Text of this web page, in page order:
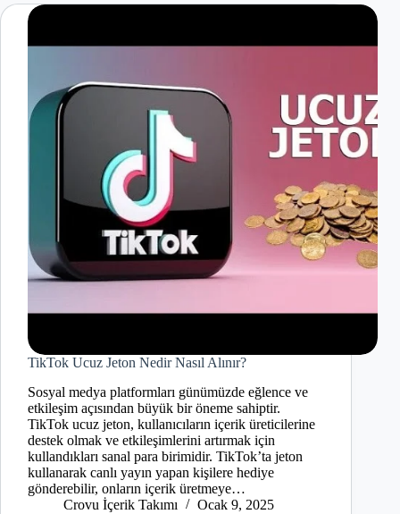
TikTok Ucuz Jeton Nedir Nasıl Alınır?
Sosyal medya platformları günümüzde eğlence ve
etkileşim açısından büyük bir öneme sahiptir.
TikTok ucuz jeton, kullanıcıların içerik üreticilerine
destek olmak ve etkileşimlerini artırmak için
kullandıkları sanal para birimidir. TikTok’ta jeton
kullanarak canlı yayın yapan kişilere hediye
gönderebilir, onların içerik üretmeye…
Crovu İçerik Takımı
Ocak 9, 2025